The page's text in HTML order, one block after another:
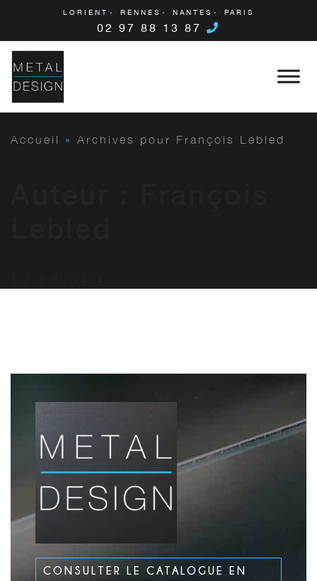
LORIENT RENNES NANTES PARIS
02 97 88 13 87
Accueil » Archives pour François Lebled
CONSULTER LE CATALOGUE EN